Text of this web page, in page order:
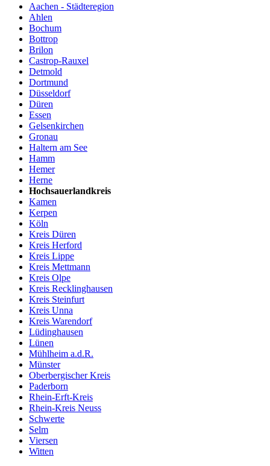
Aachen - Städteregion
Ahlen
Bochum
Bottrop
Brilon
Castrop-Rauxel
Detmold
Dortmund
Düsseldorf
Düren
Essen
Gelsenkirchen
Gronau
Haltern am See
Hamm
Hemer
Herne
Hochsauerlandkreis
Kamen
Kerpen
Köln
Kreis Düren
Kreis Herford
Kreis Lippe
Kreis Mettmann
Kreis Olpe
Kreis Recklinghausen
Kreis Steinfurt
Kreis Unna
Kreis Warendorf
Lüdinghausen
Lünen
Mühlheim a.d.R.
Münster
Oberbergischer Kreis
Paderborn
Rhein-Erft-Kreis
Rhein-Kreis Neuss
Schwerte
Selm
Viersen
Witten